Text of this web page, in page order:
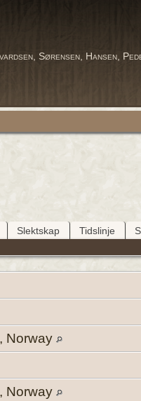
Sørensen, Hansen,
Slektskap Tidslinje
Norway
Norway